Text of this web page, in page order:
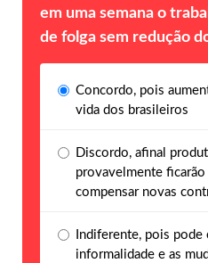
em uma semana o
de folga sem redução
Concordo, pois
vida dos brasileiros
Discordo, afinal
provavelmente ficarão
compensar novas
Indiferente, pois pode
informalidade e as